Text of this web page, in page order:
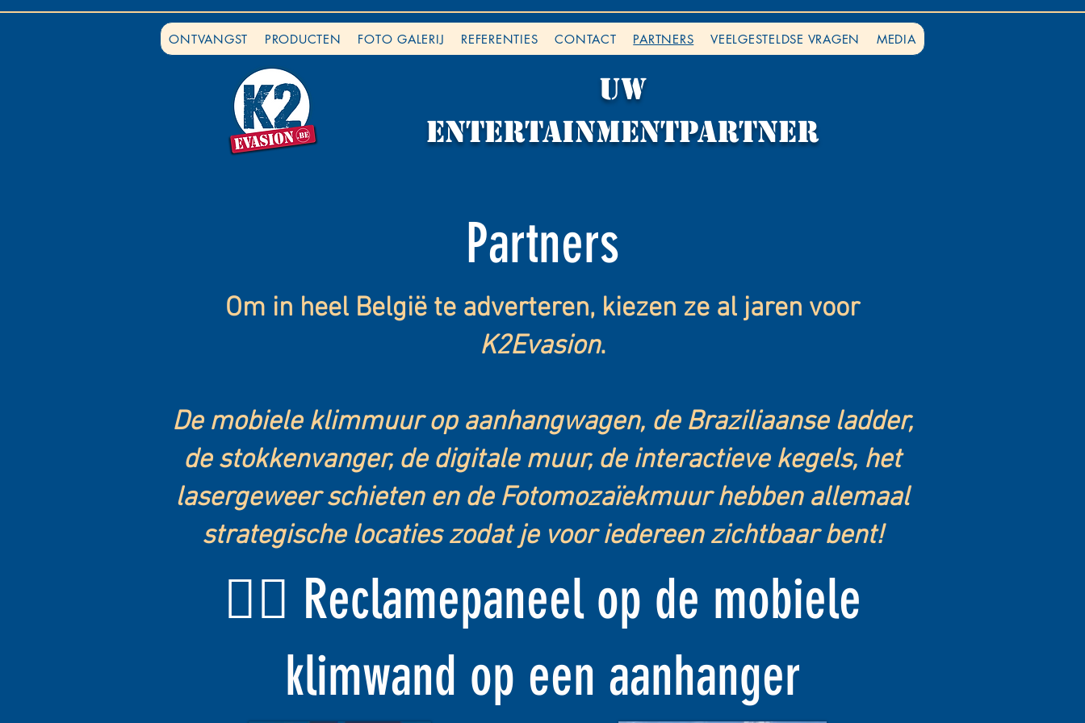
ONTVANGST PRODUCTEN FOTO GALERIJ REFERENTIES CONTACT PARTNERS VEELGESTELDSE VRAGEN MEDIA
Uw
ENTERTAINMENTpartner
Partners
Om in heel België te adverteren, kiezen ze al jaren voor
K2Evasion.
De mobiele klimmuur op aanhangwagen, de Braziliaanse ladder,
de stokkenvanger, de digitale muur, de interactieve kegels, het
lasergeweer schieten en de Fotomozaïekmuur hebben allemaal
strategische locaties zodat je voor iedereen zichtbaar bent!
🧗‍♂️ Reclamepaneel op de mobiele
klimwand op een aanhanger